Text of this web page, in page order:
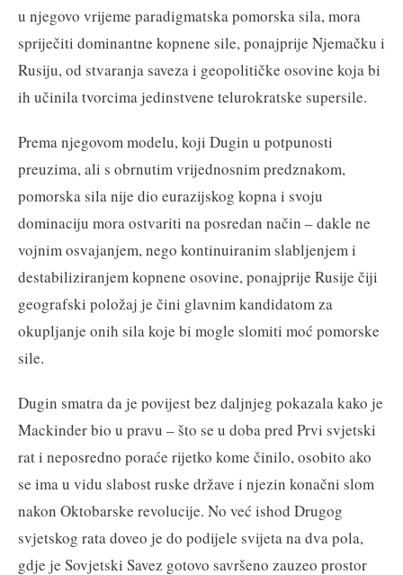
u njegovo vrijeme paradigmatska pomorska sila, mora
spriječiti dominantne kopnene sile, ponajprije Njemačku i
Rusiju, od stvaranja saveza i geopolitičke osovine koja bi
ih učinila tvorcima jedinstvene telurokratske supersile.
Prema njegovom modelu, koji Dugin u potpunosti
preuzima, ali s obrnutim vrijednosnim predznakom,
pomorska sila nije dio eurazijskog kopna i svoju
dominaciju mora ostvariti na posredan način – dakle ne
vojnim osvajanjem, nego kontinuiranim slabljenjem i
destabiliziranjem kopnene osovine, ponajprije Rusije čiji
geografski položaj je čini glavnim kandidatom za
okupljanje onih sila koje bi mogle slomiti moć pomorske
sile.
Dugin smatra da je povijest bez daljnjeg pokazala kako je
Mackinder bio u pravu – što se u doba pred Prvi svjetski
rat i neposredno poraće rijetko kome činilo, osobito ako
se ima u vidu slabost ruske države i njezin konačni slom
nakon Oktobarske revolucije. No već ishod Drugog
svjetskog rata doveo je do podijele svijeta na dva pola,
gdje je Sovjetski Savez gotovo savršeno zauzeo prostor